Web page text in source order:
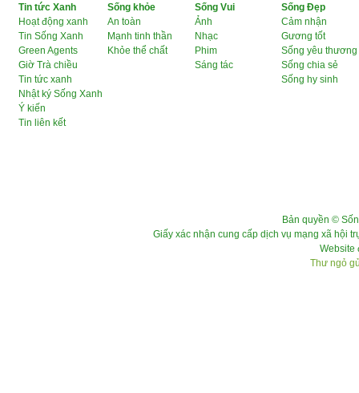
Tin tức Xanh
Hoạt động xanh
Tin Sống Xanh
Green Agents
Giờ Trà chiều
Tin tức xanh
Nhật ký Sống Xanh
Ý kiến
Tin liên kết
Sống khỏe
An toàn
Mạnh tinh thần
Khỏe thể chất
Sống Vui
Ảnh
Nhạc
Phim
Sáng tác
Sống Đẹp
Cảm nhận
Gương tốt
Sống yêu thương
Sống chia sẻ
Sống hy sinh
Bản quyền ©
Giấy xác nhận cung cấp dịch vụ mạng xã hội
Website
Thư ngỏ